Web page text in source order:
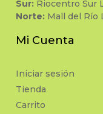
Sur: Riocentro Sur
Norte: Mall del Río
Mi Cuenta
Iniciar sesión
Tienda
Carrito